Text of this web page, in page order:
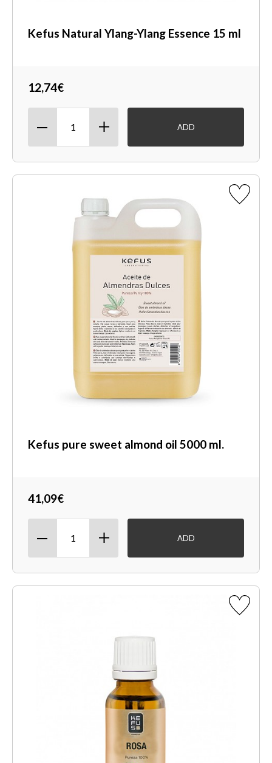
Kefus Natural Ylang-Ylang Essence 15 ml
12,74€
ADD
Kefus pure sweet almond oil 5000 ml.
41,09€
ADD